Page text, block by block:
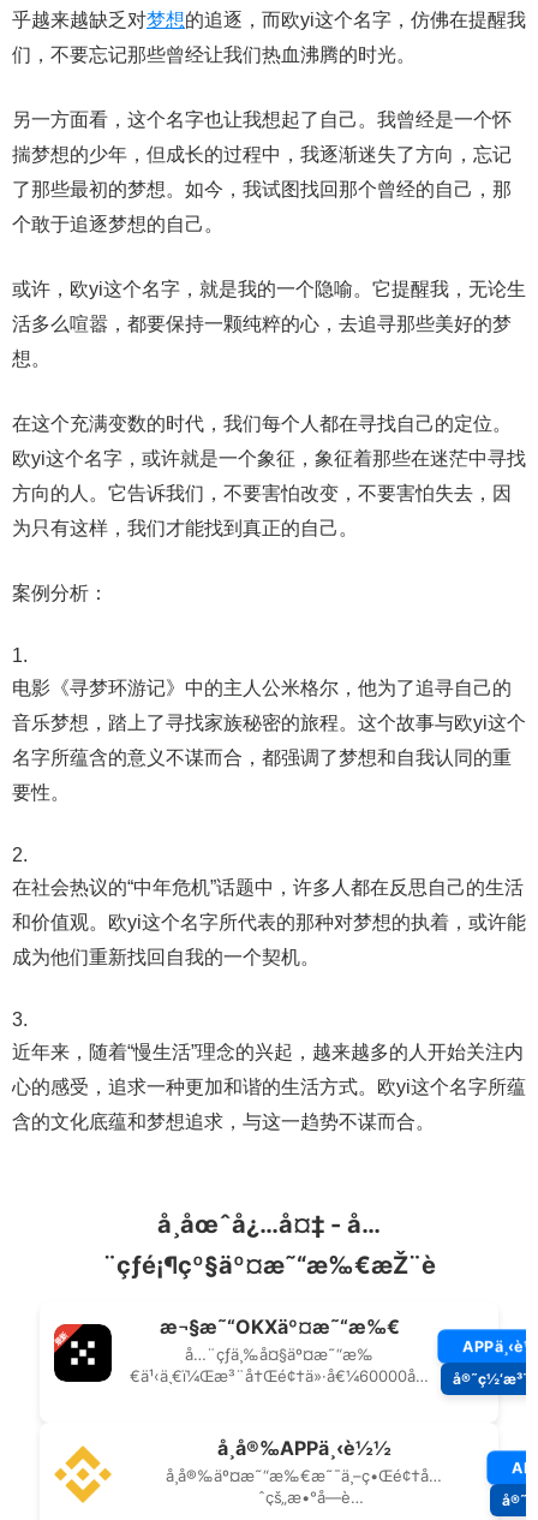
乎越来越缺乏对梦想的追逐，而欧yi这个名字，仿佛在提醒我
们，不要忘记那些曾经让我们热血沸腾的时光。
另一方面看，这个名字也让我想起了自己。我曾经是一个怀
揣梦想的少年，但成长的过程中，我逐渐迷失了方向，忘记
了那些最初的梦想。如今，我试图找回那个曾经的自己，那
个敢于追逐梦想的自己。
或许，欧yi这个名字，就是我的一个隐喻。它提醒我，无论生
活多么喧嚣，都要保持一颗纯粹的心，去追寻那些美好的梦
想。
在这个充满变数的时代，我们每个人都在寻找自己的定位。
欧yi这个名字，或许就是一个象征，象征着那些在迷茫中寻找
方向的人。它告诉我们，不要害怕改变，不要害怕失去，因
为只有这样，我们才能找到真正的自己。
案例分析：
电影《寻梦环游记》中的主人公米格尔，他为了追寻自己的
音乐梦想，踏上了寻找家族秘密的旅程。这个故事与欧yi这个
名字所蕴含的意义不谋而合，都强调了梦想和自我认同的重
要性。
在社会热议的“中年危机”话题中，许多人都在反思自己的生活
和价值观。欧yi这个名字所代表的那种对梦想的执着，或许能
成为他们重新找回自我的一个契机。
近年来，随着“慢生活”理念的兴起，越来越多的人开始关注内
心的感受，追求一种更加和谐的生活方式。欧yi这个名字所蕴
含的文化底蕴和梦想追求，与这一趋势不谋而合。